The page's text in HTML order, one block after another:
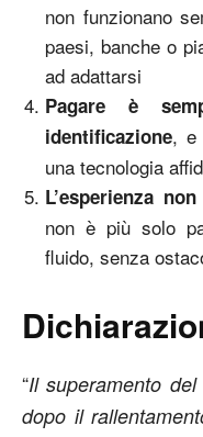
non funzionano
paesi, banche o
ad adattarsi
Pagare è
identificazione, e
una tecnologia
L’esperienza
non è più solo
fluido, senza
“Il superamento
dopo il